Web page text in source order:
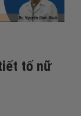
tố nữ